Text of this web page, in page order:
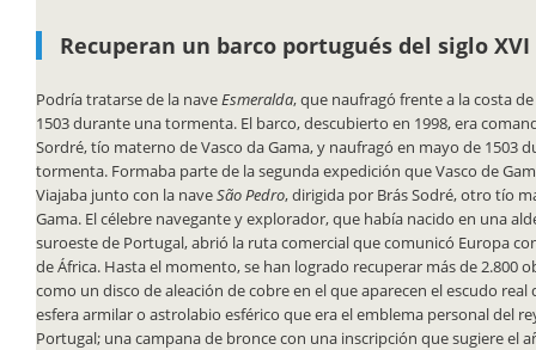
Recuperan un barco portugués del siglo XVI
Podría tratarse de la naveEsmeralda, que naufragó frente a la costa
1503 durante una tormenta. El barco, descubierto en 1998, era
Sordré, tío materno de Vasco da Gama, y naufragó en mayo de 1503
tormenta. Formaba parte de la segunda expedición que Vasco de
Viajaba junto con la naveSão Pedro, dirigida por Brás Sodré, otro tío
Gama. El célebre navegante y explorador, que había nacido en una
suroeste de Portugal, abrió la ruta comercial que comunicó Europa
de África. Hasta el momento, se han logrado recuperar más de 2.800
como un disco de aleación de cobre en el que aparecen el escudo real
esfera armilar o astrolabio esférico que era el emblema personal del
Portugal; una campana de bronce con una inscripción que sugiere el